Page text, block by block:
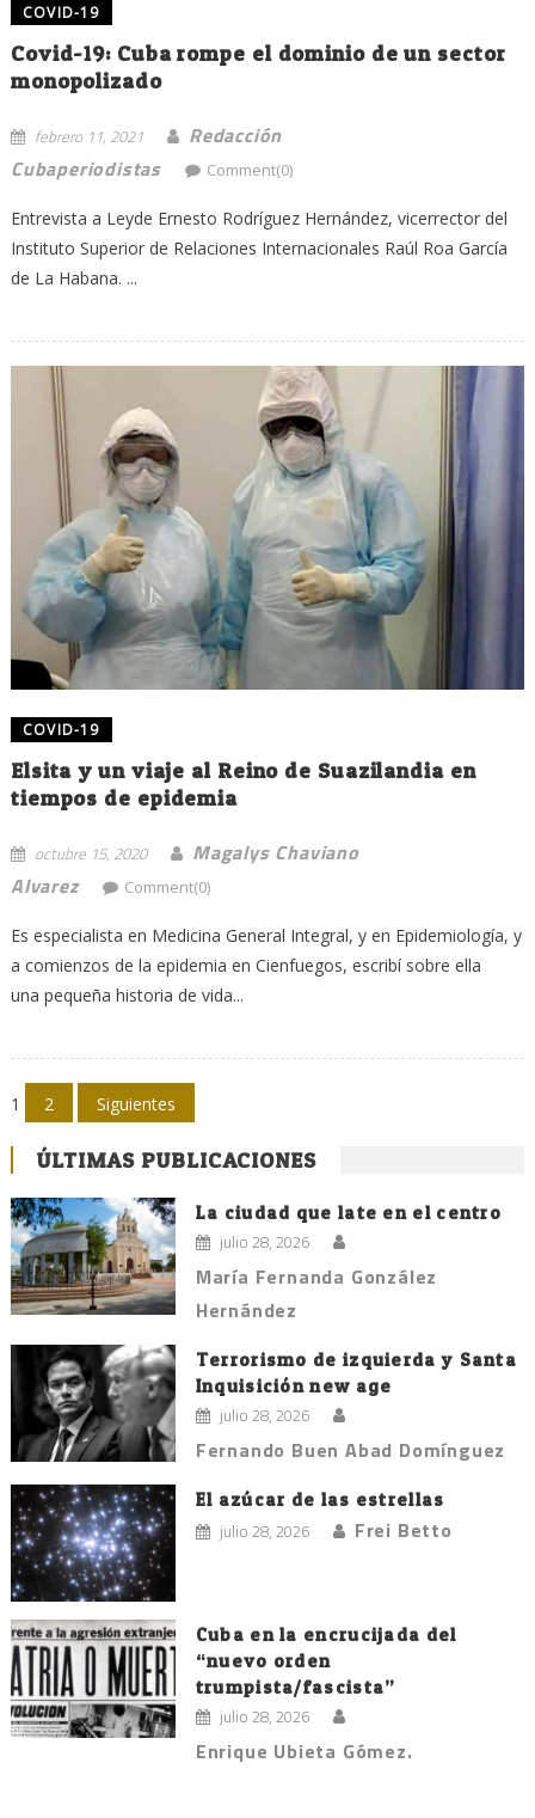
COVID-19
Covid-19: Cuba rompe el dominio de un sector
monopolizado
febrero 11, 2021
Redacción
Cubaperiodistas
Comment(0)
Entrevista a Leyde Ernesto Rodríguez Hernández, vicerrector del
Instituto Superior de Relaciones Internacionales Raúl Roa García
de La Habana. ...
COVID-19
Elsita y un viaje al Reino de Suazilandia en
tiempos de epidemia
octubre 15, 2020
Magalys Chaviano
Alvarez
Comment(0)
Es especialista en Medicina General Integral, y en Epidemiología, y
a comienzos de la epidemia en Cienfuegos, escribí sobre ella
una pequeña historia de vida...
Navegación
de
entradas
1 2 Siguientes
ÚLTIMAS PUBLICACIONES
La ciudad que late en el centro
julio 28, 2026
María Fernanda González
Hernández
Terrorismo de izquierda y Santa
Inquisición new age
julio 28, 2026
Fernando Buen Abad Domínguez
El azúcar de las estrellas
julio 28, 2026 Frei Betto
Cuba en la encrucijada del
“nuevo orden
trumpista/fascista”
julio 28, 2026
Enrique Ubieta Gómez.